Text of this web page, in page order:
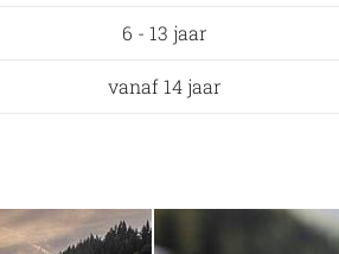
6 - 13 jaar
vanaf 14 jaar